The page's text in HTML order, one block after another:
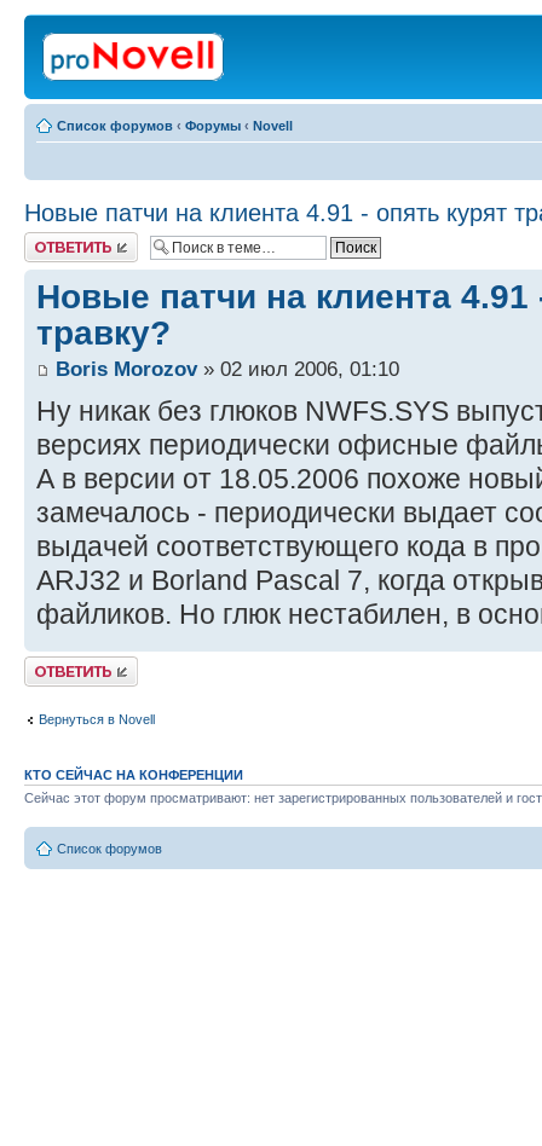
Список форумов ‹ Форумы ‹ Novell
Новые патчи на клиента 4.91 - опять курят
Ответить
Новые патчи на клиента 4.91
травку?
Boris Morozov» 02 июл 2006, 01:10
Ну никак без глюков NWFS.SYS
версиях периодически офисные
А в версии от 18.05.2006 похоже
замечалось - периодически выдает
выдачей соответствующего кода в
ARJ32 и Borland Pascal 7, когда
файликов. Но глюк нестабилен, в
Ответить
Вернуться в Novell
КТО СЕЙЧАС НА КОНФЕРЕНЦИИ
Сейчас этот форум просматривают: нет зарегистрированных пользователей и
Список форумов